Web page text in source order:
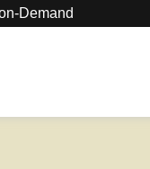
Demand